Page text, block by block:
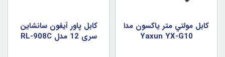
کابل مولتي متر ياکسون مدا
Yaxun YX-G10
کابل پاور آيفون سانشاين
سري 12 مدل RL-908C